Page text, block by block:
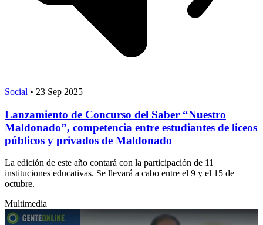
Social • 23 Sep 2025
Lanzamiento de Concurso del Saber “Nuestro
Maldonado”, competencia entre estudiantes de liceos
públicos y privados de Maldonado
La edición de este año contará con la participación de 11
instituciones educativas. Se llevará a cabo entre el 9 y el 15 de
octubre.
Multimedia